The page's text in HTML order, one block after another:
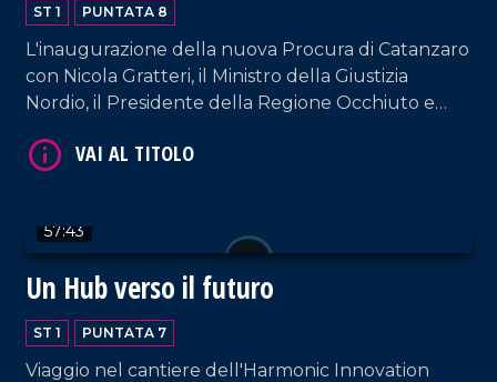
ST 1 PUNTATA 8
L'inaugurazione della nuova Procura di Catanzaro
con Nicola Gratteri, il Ministro della Giustizia
Nordio, il Presidente della Regione Occhiuto e
57:43
Un Hub verso il futuro
ST 1 PUNTATA 7
Viaggio nel cantiere dell'Harmonic Innovation